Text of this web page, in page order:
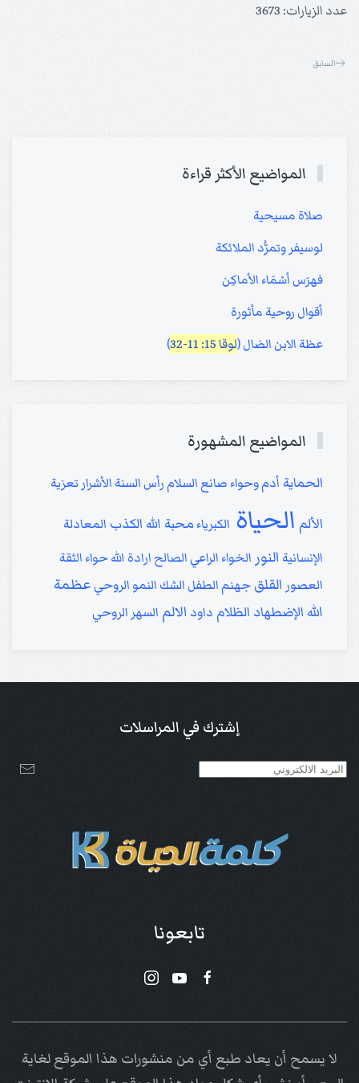
عدد الزيارات: 3673
السابق
المواضيع الأكثر قراءة
صلاة مسيحية
لوسيفر وتمرُّد الملائكة
فهرَس أسْمَاء الأماكِن
أقوال روحية مأثورة
عظة الابن الضال (لوقا 15: 11-32 )
المواضيع المشهورة
الحماية أدم وحواء صانع السلام رأس السنة الأشرار تعزية
الألم الحياة الكبرياءمحبة الله الكذب المعادلة
الإنسانية النور الخواء الراعي الصالح ارادة اللهحواء الثقة
العصور القلق جهنم الطفل الشك النمو الروحي عظمة
الله الإضطهاد الظلام داود الالم السهر الروحي
إشترك في المراسلات
تابعونا
لا يسمح أن يعاد طبع أي من منشورات هذا الموقع لغاية